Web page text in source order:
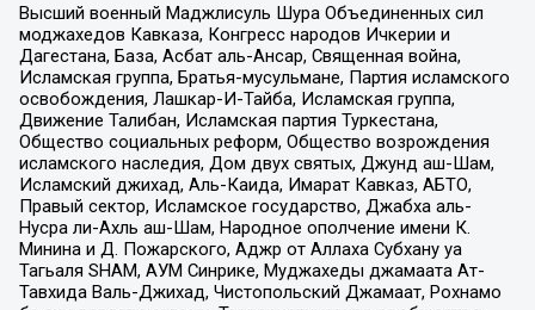
Высший военный Маджлисуль Шура Объединенных сил
моджахедов Кавказа, Конгресс народов Ичкерии и
Дагестана, База, Асбат аль-Ансар, Священная война,
Исламская группа, Братья-мусульмане, Партия исламского
освобождения, Лашкар-И-Тайба, Исламская группа,
Движение Талибан, Исламская партия Туркестана,
Общество социальных реформ, Общество возрождения
исламского наследия, Дом двух святых, Джунд аш-Шам,
Исламский джихад, Аль-Каида, Имарат Кавказ, АБТО,
Правый сектор, Исламское государство, Джабха аль-
Нусра ли-Ахль аш-Шам, Народное ополчение имени К.
Минина и Д. Пожарского, Аджр от Аллаха Субхану уа
Тагьаля SHAM, АУМ Синрике, Муджахеды джамаата Ат-
Тавхида Валь-Джихад, Чистопольский Джамаат, Рохнамо